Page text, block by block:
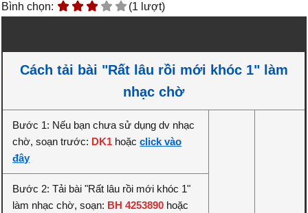
Bình chọn:
(1 lượt)
Cách tải bài "Rất lâu rồi mới khóc 1" làm
nhạc chờ
Bước 1: Nếu bạn chưa sử dụng dv nhạc
chờ, soạn trước: DK1 hoặcclick vào
đây
Bước 2: Tải bài "Rất lâu rồi mới khóc 1"
làm nhạc chờ, soạn: BH 4253890 hoặc